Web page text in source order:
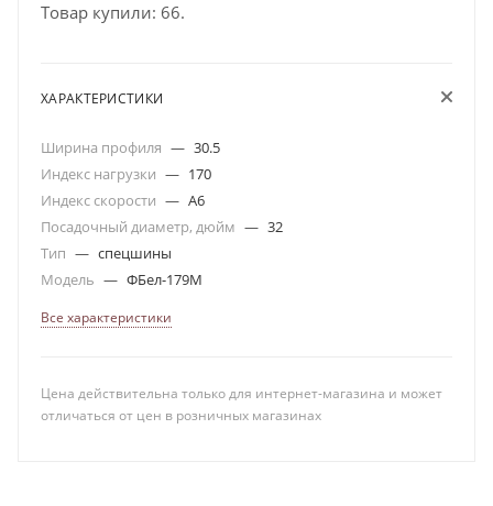
Товар купили: 66.
ХАРАКТЕРИСТИКИ
Ширина профиля — 30.5
Индекс нагрузки — 170
Индекс скорости — A6
Посадочный диаметр, дюйм — 32
Тип — спецшины
Модель — ФБел-179М
Все характеристики
Цена действительна только для интернет-магазина и может
отличаться от цен в розничных магазинах